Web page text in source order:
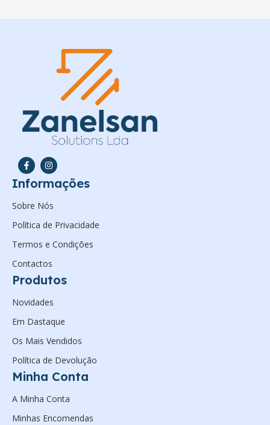
Informações
Sobre Nós
Política de Privacidade
Termos e Condições
Contactos
Produtos
Novidades
Em Dastaque
Os Mais Vendidos
Política de Devolução
Minha Conta
A Minha Conta
Minhas Encomendas